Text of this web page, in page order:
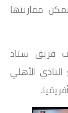
مقارنتها
فريق ستاد
الأهلي